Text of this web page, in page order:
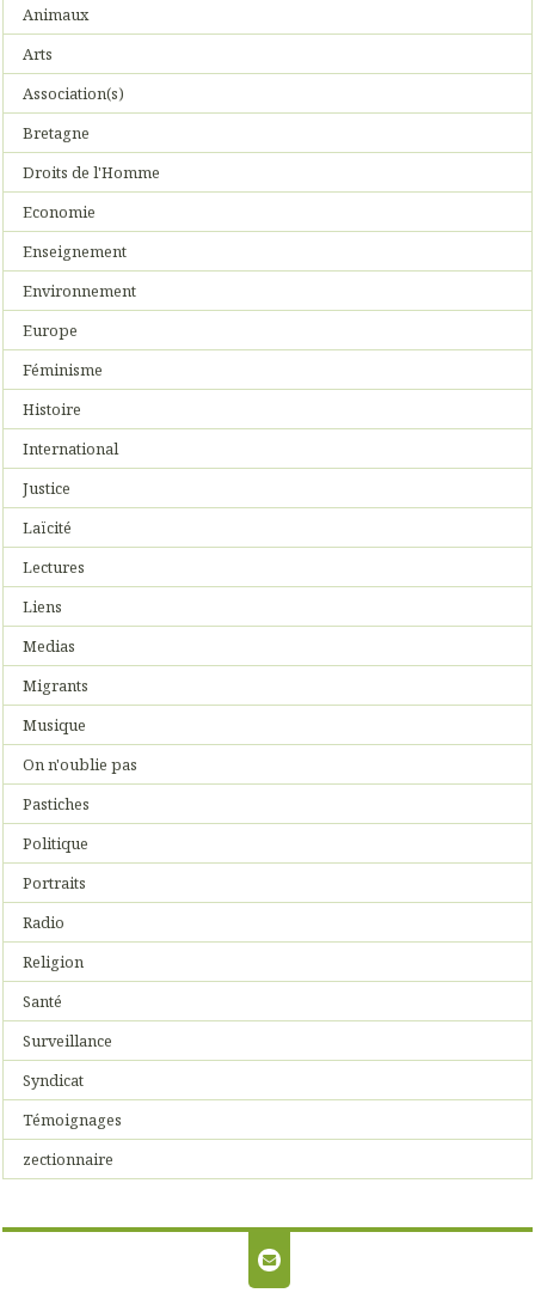
Animaux
Arts
Association(s)
Bretagne
Droits de l'Homme
Economie
Enseignement
Environnement
Europe
Féminisme
Histoire
International
Justice
Laïcité
Lectures
Liens
Medias
Migrants
Musique
On n'oublie pas
Pastiches
Politique
Portraits
Radio
Religion
Santé
Surveillance
Syndicat
Témoignages
zectionnaire